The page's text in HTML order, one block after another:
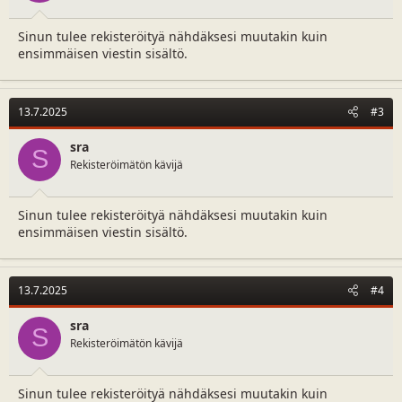
Sinun tulee rekisteröityä nähdäksesi muutakin kuin
ensimmäisen viestin sisältö.
13.7.2025 #3
S sra
Rekisteröimätön kävijä
Sinun tulee rekisteröityä nähdäksesi muutakin kuin
ensimmäisen viestin sisältö.
13.7.2025 #4
S sra
Rekisteröimätön kävijä
Sinun tulee rekisteröityä nähdäksesi muutakin kuin